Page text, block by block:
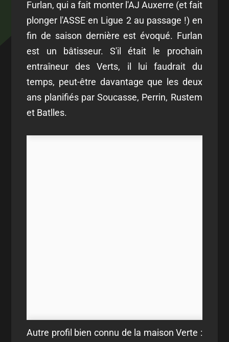
Furlan, qui a fait monter l'AJ Auxerre (et fait
plonger l'ASSE en Ligue 2 au passage !) en
fin de saison dernière est évoqué. Furlan
est un bâtisseur. S'il était le prochain
entraîneur des Verts, il lui faudrait du
temps, peut-être davantage que les deux
ans planifiés par Soucasse, Perrin, Rustem
et Batlles.
Autre profil bien connu de la maison Verte :